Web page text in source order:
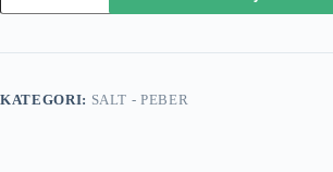
&
antal
KATEGORI: SALT - PEBER